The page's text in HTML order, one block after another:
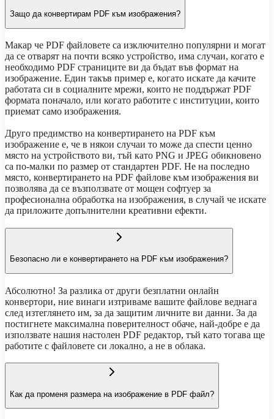
Защо да конвертирам PDF към изображения?
Макар че PDF файловете са изключително популярни и могат
да се отварят на почти всяко устройство, има случаи, когато е
необходимо PDF страниците ви да бъдат във формат на
изображение. Един такъв пример е, когато искате да качите
работата си в социалните мрежи, които не поддържат PDF
формата поначало, или когато работите с институции, които
приемат само изображения.
Друго предимство на конвертирането на PDF към
изображение е, че в някои случаи то може да спести ценно
място на устройството ви, тъй като PNG и JPEG обикновено
са по-малки по размер от стандартен PDF. Не на последно
място, конвертирането на PDF файлове към изображения ви
позволява да се възползвате от мощен софтуер за
професионална обработка на изображения, в случай че искате
да приложите допълнителни креативни ефекти.
Безопасно ли е конвертирането на PDF към изображения?
Абсолютно! За разлика от други безплатни онлайн
конвертори, ние винаги изтриваме вашите файлове веднага
след изтеглянето им, за да защитим личните ви данни. За да
постигнете максимална поверителност обаче, най-добре е да
използвате нашия настолен PDF редактор, тъй като тогава ще
работите с файловете си локално, а не в облака.
Как да променя размера на изображение в PDF файл?